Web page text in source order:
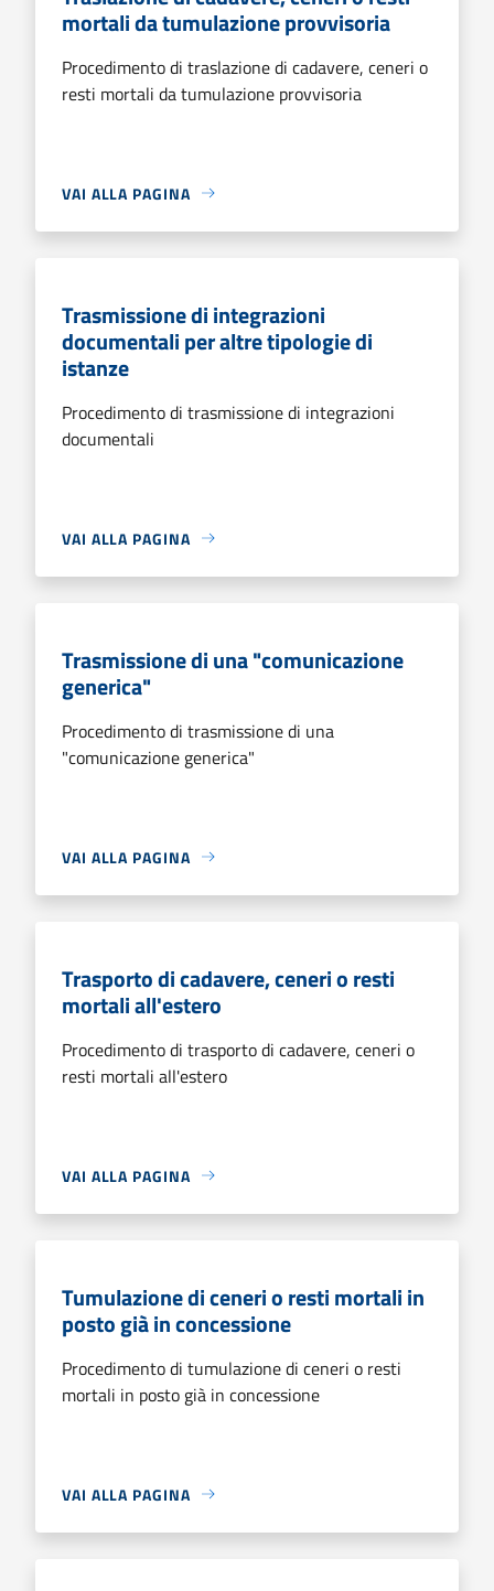
mortali da tumulazione provvisoria
Procedimento di traslazione di cadavere, ceneri o
resti mortali da tumulazione provvisoria
VAI ALLA PAGINA
Trasmissione di integrazioni
documentali per altre tipologie di
istanze
Procedimento di trasmissione di integrazioni
documentali
VAI ALLA PAGINA
Trasmissione di una "comunicazione
generica"
Procedimento di trasmissione di una
"comunicazione generica"
VAI ALLA PAGINA
Trasporto di cadavere, ceneri o resti
mortali all'estero
Procedimento di trasporto di cadavere, ceneri o
resti mortali all'estero
VAI ALLA PAGINA
Tumulazione di ceneri o resti mortali in
posto già in concessione
Procedimento di tumulazione di ceneri o resti
mortali in posto già in concessione
VAI ALLA PAGINA